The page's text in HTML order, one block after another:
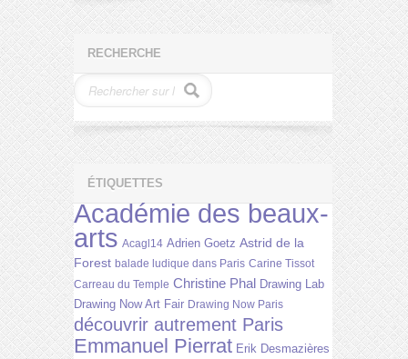
RECHERCHE
ÉTIQUETTES
Académie des beaux-
arts Acagl14 Adrien Goetz Astrid de la
Forest balade ludique dans Paris Carine Tissot
Carreau du Temple Christine Phal Drawing Lab
Drawing Now Art Fair Drawing Now Paris
découvrir autrement Paris
Emmanuel Pierrat Erik Desmazières